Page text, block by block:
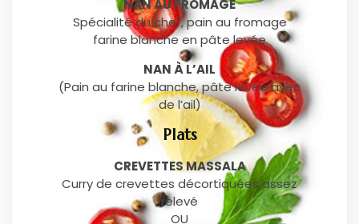
NAN AU FROMAGE
Spécialité du chef, pain au fromage
farine blanche en pâte levée
NAN À L’AIL
(Pain au farine blanche, pâte levée avec
de l’ail)
Plats
CREVETTES MASSALA
Curry de crevettes décortiquées assez
relevé
OU